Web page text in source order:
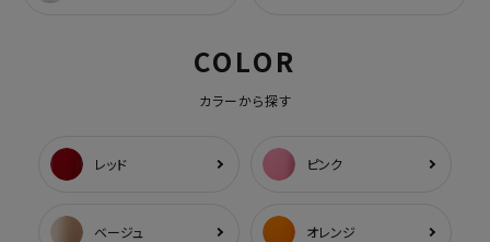
COLOR
カラーから探す
レッド ピンク
ベージュ オレンジ